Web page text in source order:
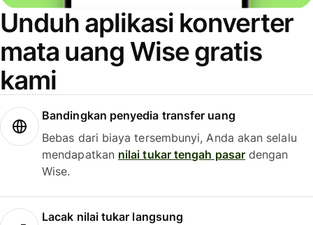
Unduh aplikasi konverter
mata uang Wise gratis
kami
Bandingkan penyedia transfer uang
Bebas dari biaya tersembunyi, Anda akan selalu
mendapatkan nilai tukar tengah pasardengan
Wise.
Lacak nilai tukar langsung